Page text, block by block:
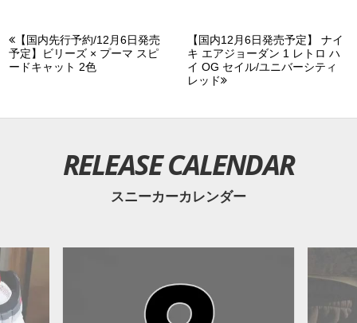
【国内先行予約/12月6日発売
予定】ビリーズ × プーマ スピ
ードキャット 2色
【国内12月6日発売予定】 ナイ
キ エアジョーダン 1 レトロ ハ
イ OG セイル/ユニバーシティ
レッド
RELEASE CALENDAR
スニーカーカレンダー